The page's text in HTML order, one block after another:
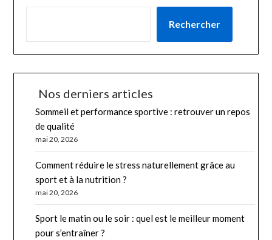
Rechercher
Nos derniers articles
Sommeil et performance sportive : retrouver un repos
de qualité
mai 20, 2026
Comment réduire le stress naturellement grâce au
sport et à la nutrition ?
mai 20, 2026
Sport le matin ou le soir : quel est le meilleur moment
pour s’entraîner ?